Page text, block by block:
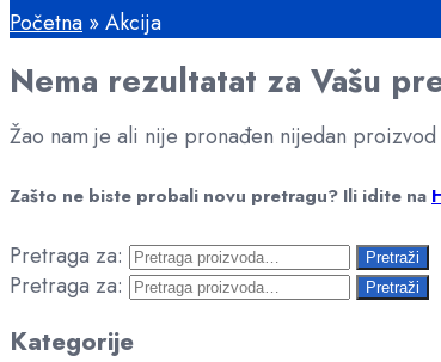
Početna »Akcija
Nema rezultatat za Vašu
Žao nam je ali nije pronađen nijedan
Zašto ne biste probali novu pretragu? Ili idite na
Pretraga za: Pretraži
Pretraga za: Pretraži
Kategorije